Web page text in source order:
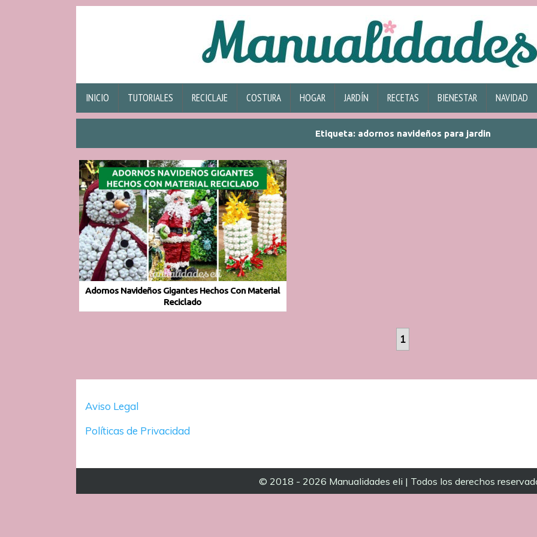
INICIO TUTORIALES RECICLAJE COSTURA HOGAR JARDÍN RECETAS BIENESTAR NAVIDAD
Etiqueta: adornos navideños para jardin
Adornos Navideños Gigantes Hechos Con Material
Reciclado
1
Aviso Legal
Políticas de Privacidad
© 2018 - 2026 Manualidades eli | Todos los derechos